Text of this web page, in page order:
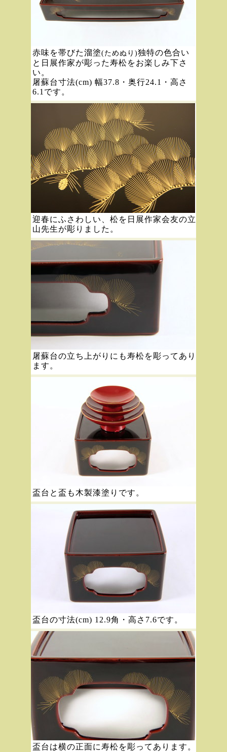
赤味を帯びた溜塗(ためぬり)独特の色合い
と日展作家が彫った寿松をお楽しみ下さ
い。
屠蘇台寸法(cm) 幅37.8・奥行24.1・高さ
6.1です。
迎春にふさわしい、松を日展作家会友の立
山先生が彫りました。
屠蘇台の立ち上がりにも寿松を彫ってあり
ます。
盃台と盃も木製漆塗りです。
盃台の寸法(cm) 12.9角・高さ7.6です。
盃台は横の正面に寿松を彫ってあります。